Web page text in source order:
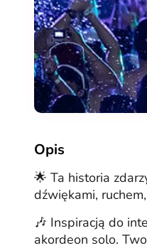
Opis
🌟 Ta historia
dźwiękami,
🎶 Inspiracją do
akordeon solo.